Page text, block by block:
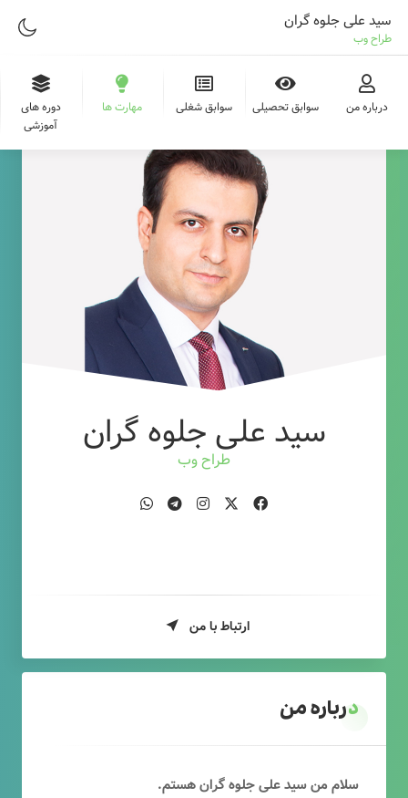
سید علی جلوه گران
طراح وب
درباره من سوابق تحصیلی سوابق شغلی مهارت ها
دوره های
آموزشی
سید علی جلوه گران
طراح وب
ارتباط با من
درباره من
سلام من سید علی جلوه گران هستم.